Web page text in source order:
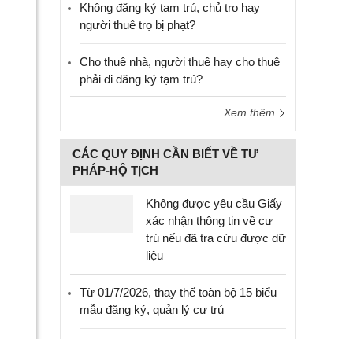
Không đăng ký tạm trú, chủ trọ hay
người thuê trọ bị phạt?
Cho thuê nhà, người thuê hay cho thuê
phải đi đăng ký tạm trú?
Xem thêm
CÁC QUY ĐỊNH CẦN BIẾT VỀ TƯ
PHÁP-HỘ TỊCH
Không được yêu cầu Giấy
xác nhận thông tin về cư
trú nếu đã tra cứu được dữ
liệu
Từ 01/7/2026, thay thế toàn bộ 15 biểu
mẫu đăng ký, quản lý cư trú